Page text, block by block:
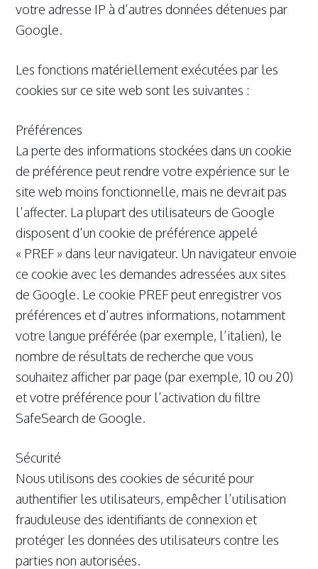
votre adresse IP à d’autres données détenues par
Google.
Les fonctions matériellement exécutées par les
cookies sur ce site web sont les suivantes :
Préférences
La perte des informations stockées dans un cookie
de préférence peut rendre votre expérience sur le
site web moins fonctionnelle, mais ne devrait pas
l’affecter. La plupart des utilisateurs de Google
disposent d’un cookie de préférence appelé
« PREF » dans leur navigateur. Un navigateur envoie
ce cookie avec les demandes adressées aux sites
de Google. Le cookie PREF peut enregistrer vos
préférences et d’autres informations, notamment
votre langue préférée (par exemple, l’italien), le
nombre de résultats de recherche que vous
souhaitez afficher par page (par exemple, 10 ou 20)
et votre préférence pour l’activation du filtre
SafeSearch de Google.
Sécurité
Nous utilisons des cookies de sécurité pour
authentifier les utilisateurs, empêcher l’utilisation
frauduleuse des identifiants de connexion et
protéger les données des utilisateurs contre les
parties non autorisées.